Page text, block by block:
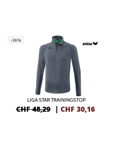
-38%
LIGA STAR TRAININGSTOP
CHF 48,29 | CHF 30,16